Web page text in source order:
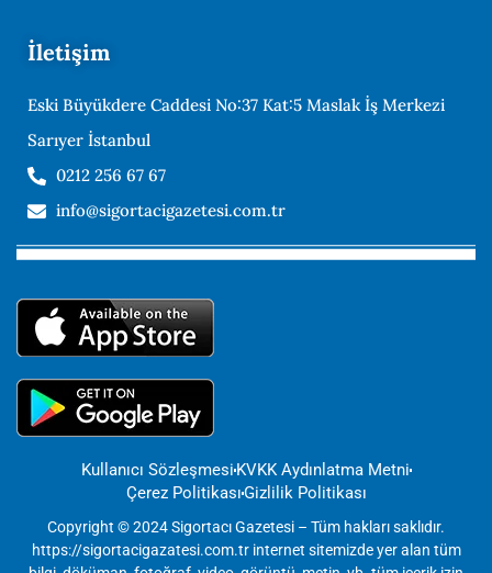
İletişim
Eski Büyükdere Caddesi No:37 Kat:5 Maslak İş Merkezi
Sarıyer İstanbul
0212 256 67 67
info@sigortacigazetesi.com.tr
Kullanıcı SözleşmesiKVKK Aydınlatma Metni
Çerez PolitikasıGizlilik Politikası
Copyright © 2024 Sigortacı Gazetesi – Tüm hakları saklıdır.
https://sigortacigazatesi.com.tr internet sitemizde yer alan tüm